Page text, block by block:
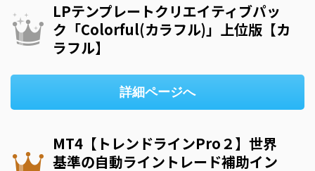
LPテンプレートクリエイティブパッ
ク「Colorful(カラフル)」上位版【カ
ラフル】
詳細ページへ
MT4【トレンドラインPro２】世界
基準の自動ライントレード補助イン